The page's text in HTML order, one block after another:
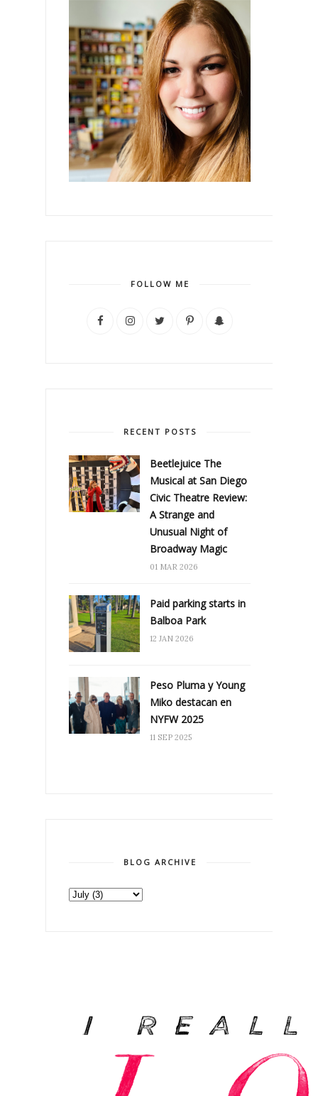
FOLLOW ME
RECENT POSTS
Beetlejuice The
Musical at San Diego
Civic Theatre Review:
A Strange and
Unusual Night of
Broadway Magic
01 MAR 2026
Paid parking starts in
Balboa Park
12 JAN 2026
Peso Pluma y Young
Miko destacan en
NYFW 2025
11 SEP 2025
BLOG ARCHIVE